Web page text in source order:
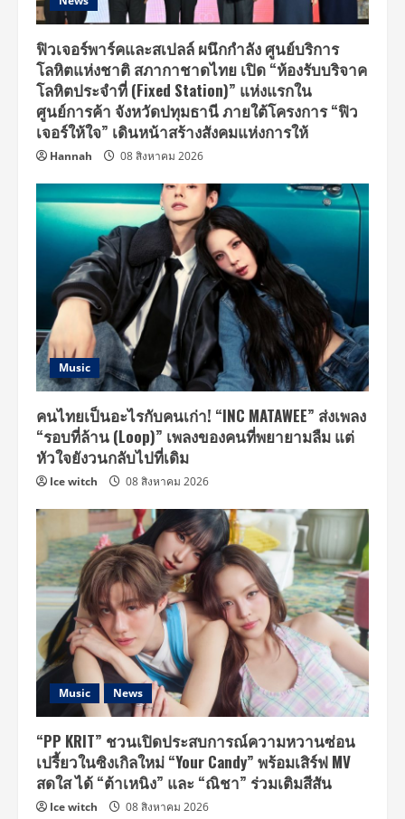
ฟิวเจอร์พาร์คและสเปลล์ ผนึกกำลัง ศูนย์บริการ
โลหิตแห่งชาติ สภากาชาดไทย เปิด “ห้องรับบริจาค
โลหิตประจำที่ (Fixed Station)” แห่งแรกใน
ศูนย์การค้า จังหวัดปทุมธานี ภายใต้โครงการ “ฟิว
เจอร์ให้ใจ” เดินหน้าสร้างสังคมแห่งการให้
Hannah 08 สิงหาคม 2026
Music
คนไทยเป็นอะไรกับคนเก่า! “INC MATAWEE” ส่งเพลง
“รอบที่ล้าน (Loop)” เพลงของคนที่พยายามลืม แต่
หัวใจยังวนกลับไปที่เดิม
Ice witch 08 สิงหาคม 2026
Music News
“PP KRIT” ชวนเปิดประสบการณ์ความหวานซ่อน
เปรี้ยวในซิงเกิลใหม่ “Your Candy” พร้อมเสิร์ฟ MV
สดใส ได้ “ต้าเหนิง” และ “ณิชา” ร่วมเติมสีสัน
Ice witch 08 สิงหาคม 2026